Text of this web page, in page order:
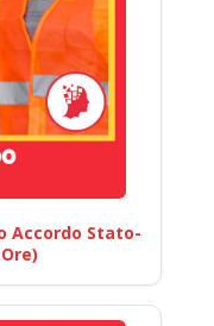
Accordo Stato-